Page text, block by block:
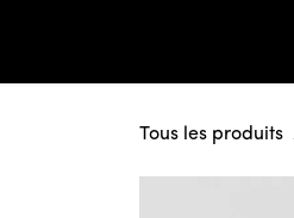
Tous les produits